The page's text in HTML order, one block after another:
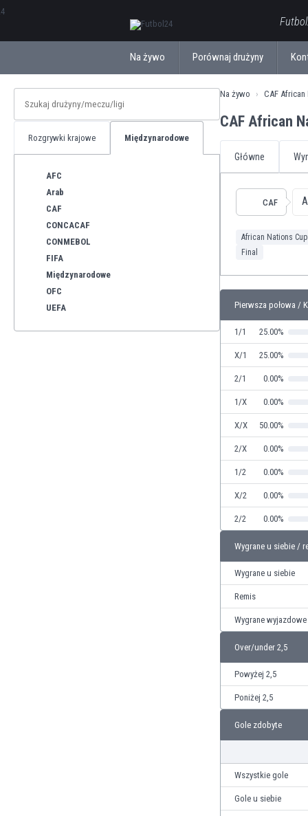
Na żywo Porównaj drużyny
Rozgrywki krajowe Międzynarodowe
AFC
Arab
CAF
CONCACAF
CONMEBOL
FIFA
Międzynarodowe
OFC
UEFA
Na żywo CAF
CAF African
Główne
CAF
African Nations Cup
Final
Pierwsza połowa /
1/1 25.00%
X/1 25.00%
2/1 0.00%
1/X 0.00%
X/X 50.00%
2/X 0.00%
1/2 0.00%
X/2 0.00%
2/2 0.00%
Wygrane u siebie /
Wygrane u siebie
Remis
Wygrane wyjazdowe
Over/under 2,5
Powyżej 2,5
Poniżej 2,5
Gole zdobyte
Wszystkie gole
Gole u siebie